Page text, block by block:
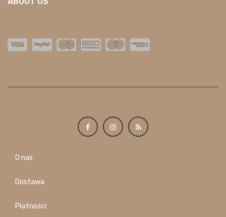
O nas
Dostawa
Płatności